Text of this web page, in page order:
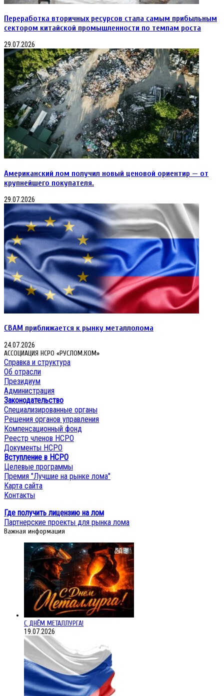
Переработка вторичных ресурсов стала самым прибыльным
сектором китайской промышленности по темпам роста
29.07.2026
Американский лом получил новый ценовой ориентир — от
крупнейшего покупателя.
29.07.2026
CBAM приближается к рынку металлолома
24.07.2026
АССОЦИАЦИЯ НСРО «РУСЛОМ.КОМ»
Справка и структура
Об отрасли
Президиум
Администрация
Законодательство
Специализированные органы
Решения органов управления
Компенсационный фонд
Реестр членов НСРО
Документы НСРО
Вступление в НСРО
Целевые программы
Премия "Лучшие на рынке лома"
Карта сайта
Контакты
Где получить лицензию на лом
Партнерские проекты для рынка лома
Важная информация
С ДНЁМ МЕТАЛЛУРГА!
19.07.2026